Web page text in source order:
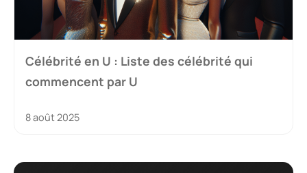
Célébrité en U : Liste des célébrité qui
commencent par U
8 août 2025